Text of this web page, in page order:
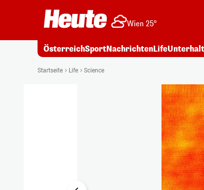
Wien 25°
ÖsterreichSportNachrichtenLife
Startseite Life Science1/4